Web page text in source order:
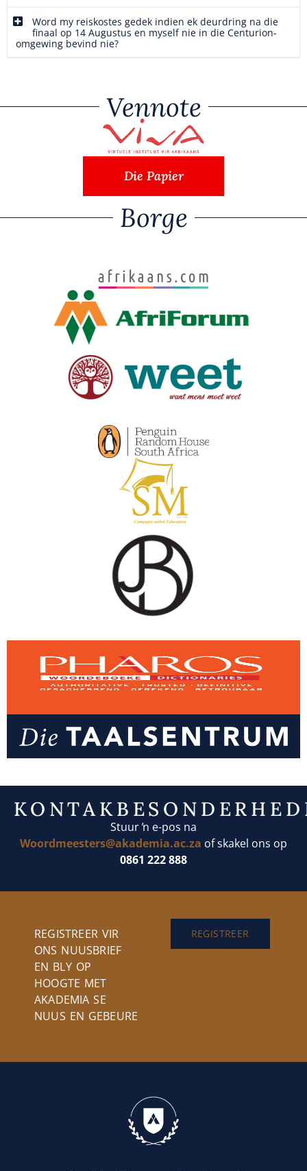
Word my reiskostes gedek indien ek deurdring na die
finaal op 14 Augustus en myself nie in die Centurion-
omgewing bevind nie?
Vennote
Die Papier
Borge
Stuur ŉ e-pos na
Woordmeesters@akademia.ac.za of skakel ons op
0861 222 888
REGISTREER VIR
ONS NUUSBRIEF
EN BLY OP
HOOGTE MET
AKADEMIA SE
NUUS EN GEBEURE
REGISTREER